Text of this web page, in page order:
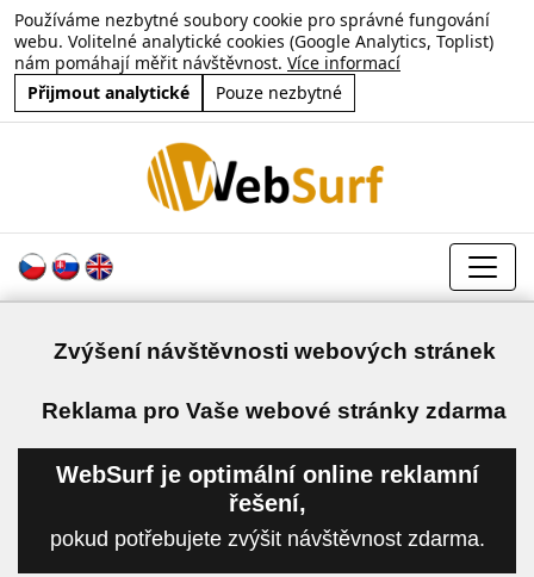
Používáme nezbytné soubory cookie pro správné fungování
webu. Volitelné analytické cookies (Google Analytics, Toplist)
nám pomáhají měřit návštěvnost. Více informací
Přijmout analytické
Pouze nezbytné
Zvýšení návštěvnosti webových stránek
Reklama pro Vaše webové stránky zdarma
WebSurf je optimální online reklamní
řešení,
pokud potřebujete zvýšit návštěvnost zdarma.